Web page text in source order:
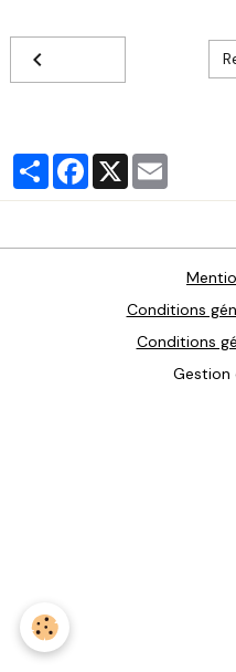
PartagerFacebook
X
Conditions
Conditions
Gestion